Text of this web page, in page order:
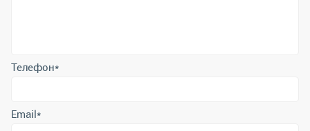
Отправляя форму вы подтверждаете согласие с